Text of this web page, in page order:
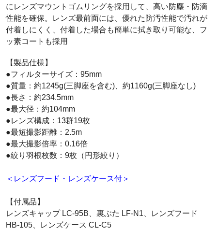
にレンズマウントゴムリングを採用して、高い防塵・防滴
性能を確保。レンズ最前面には、優れた防汚性能で汚れが
付着しにくく、付着した場合も簡単に拭き取り可能な、フ
ッ素コートも採用
【製品仕様】
●フィルターサイズ：95mm
●質量：約1245g(三脚座を含む)、約1160g(三脚座なし)
●長さ：約234.5mm
●最大径：約104mm
●レンズ構成：13群19枚
●最短撮影距離：2.5m
●最大撮影倍率：0.16倍
●絞り羽根枚数：9枚（円形絞り）
＜レンズフード・レンズケース付＞
【付属品】
レンズキャップ LC-95B、裏ぶた LF-N1、レンズフード
HB-105、レンズケース CL-C5